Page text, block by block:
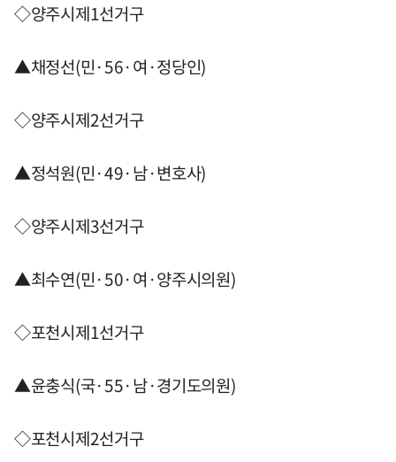
◇양주시제1선거구
▲채정선(민·56·여·정당인)
◇양주시제2선거구
▲정석원(민·49·남·변호사)
◇양주시제3선거구
▲최수연(민·50·여·양주시의원)
◇포천시제1선거구
▲윤충식(국·55·남·경기도의원)
◇포천시제2선거구